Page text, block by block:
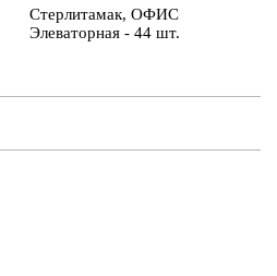
Стерлитамак, ОФИС
Элеваторная - 44 шт.